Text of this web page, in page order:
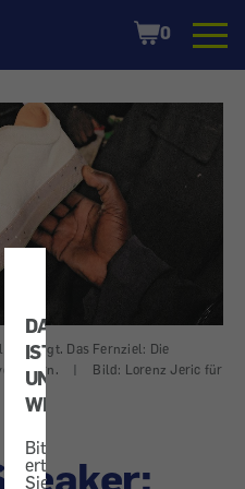
DATENSCHUTZ
IST
UNS
WICHTIG!
Bitte
erteilen
Sie
Shopping
Cart
0
gefertigt. Das Fernziel: Die
|
Bild: Lorenz Jeric für